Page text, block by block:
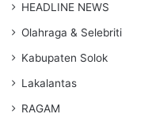
HEADLINE NEWS
Olahraga & Selebriti
Kabupaten Solok
Lakalantas
RAGAM